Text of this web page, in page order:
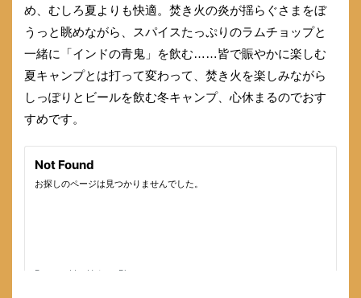
め、むしろ夏よりも快適。焚き火の炎が揺らぐさまをぼ
うっと眺めながら、スパイスたっぷりのラムチョップと
一緒に「インドの青鬼」を飲む……皆で賑やかに楽しむ
夏キャンプとは打って変わって、焚き火を楽しみながら
しっぽりとビールを飲む冬キャンプ、心休まるのでおす
すめです。